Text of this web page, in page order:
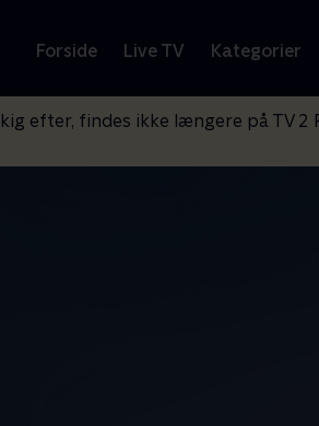
Forside Live TV Kategorier
efter, findes ikke længere på TV